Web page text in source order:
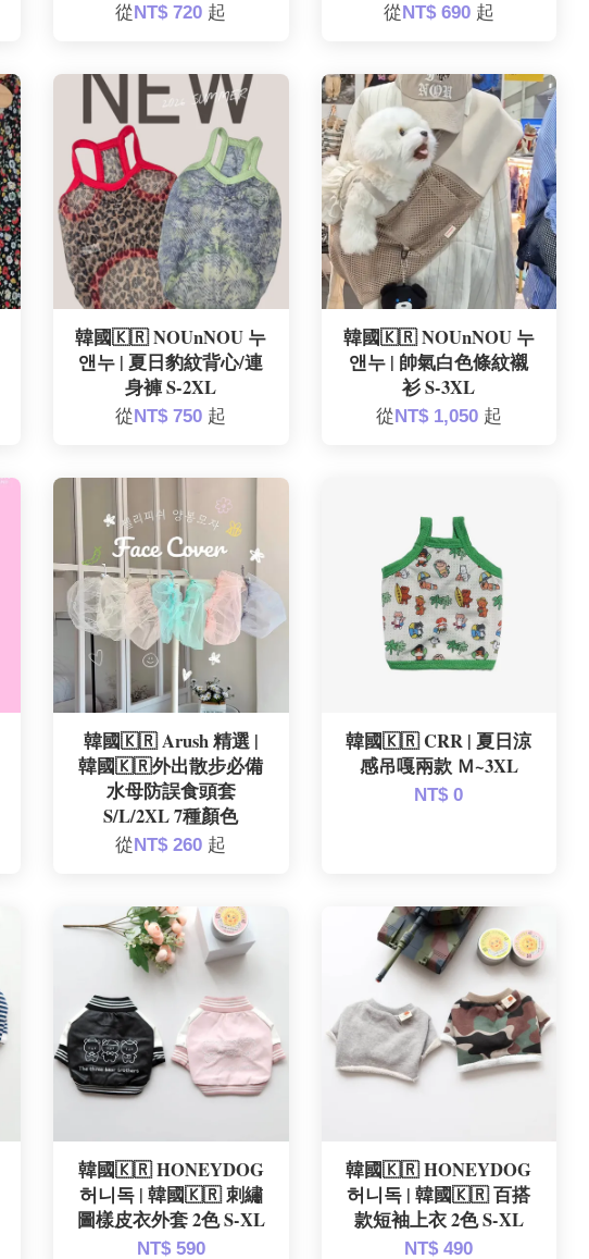
從NT$ 720 起 從NT$ 690 起
韓國🇰🇷 NOUnNOU 누
앤누 | 夏日豹紋背心/連
身褲 S-2XL
從NT$ 750 起
韓國🇰🇷 NOUnNOU 누
앤누 | 帥氣白色條紋襯
衫 S-3XL
從NT$ 1,050 起
韓國🇰🇷 Arush 精選 |
韓國🇰🇷外出散步必備
水母防誤食頭套
S/L/2XL 7種顏色
從NT$ 260 起
韓國🇰🇷 CRR | 夏日涼
感吊嘎兩款 Ｍ~3XL
NT$ 0
韓國🇰🇷 HONEYDOG
허니독 | 韓國🇰🇷 刺繡
圖樣皮衣外套 2色 S-XL
NT$ 590
韓國🇰🇷 HONEYDOG
허니독 | 韓國🇰🇷 百搭
款短袖上衣 2色 S-XL
NT$ 490